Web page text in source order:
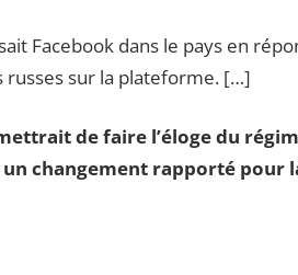
Facebook dans le pays en
russes sur la plateforme. […]
de faire l’éloge du
changement rapporté pour